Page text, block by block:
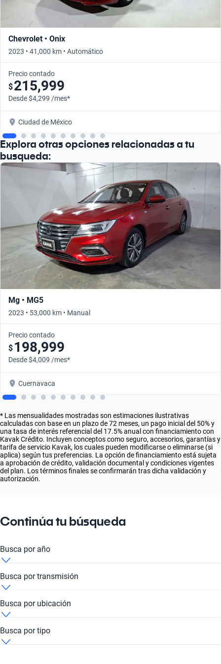
Chevrolet • Onix
2023 • 41,000 km • Automático
Precio contado
$215,999
Desde $4,299 /mes*
Ciudad de México
Explora otras opciones relacionadas a tu
busqueda:
Mg • MG5
2023 • 53,000 km • Manual
Precio contado
$ 198,999
Desde $4,009 /mes*
Cuernavaca
* Las mensualidades mostradas son estimaciones ilustrativas
calculadas con base en un plazo de 72 meses, un pago inicial del 50% y
una tasa de interés referencial del 17.5% anual con financiamiento con
Kavak Crédito. Incluyen conceptos como seguro, accesorios, garantías y
tarifa de servicio Kavak, los cuales pueden modificarse o eliminarse (si
aplica) según tus preferencias. La opción de financiamiento está sujeta
a aprobación de crédito, validación documental y condiciones vigentes
del plan. Los términos finales se confirmarán tras dicha validación y
autorización.
Continúa tu búsqueda
Busca por año
promociones Chevrolet Aveo 2010
promociones Chevrolet Aveo 2013
promociones Chevrolet Aveo 2014
Busca por transmisión
promociones Chevrolet Aveo Automatic
promociones Chevrolet Aveo Automático
Busca por ubicación
promociones Chevrolet Aveo Ciudad de México
Busca por tipo